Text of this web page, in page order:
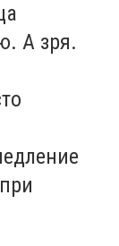
А зря.